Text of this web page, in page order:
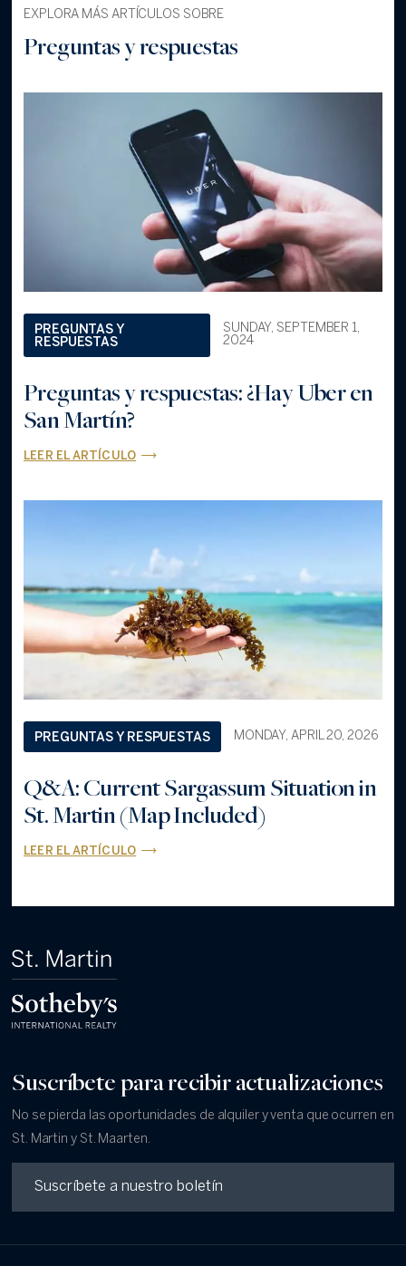
EXPLORA MÁS ARTÍCULOS SOBRE
Preguntas y respuestas
PREGUNTAS Y
RESPUESTAS
SUNDAY, SEPTEMBER 1,
2024
Preguntas y respuestas: ¿Hay Uber en
San Martín?
LEER EL ARTÍCULO
PREGUNTAS Y RESPUESTAS MONDAY, APRIL 20, 2026
Q&A: Current Sargassum Situation in
St. Martin (Map Included)
LEER EL ARTÍCULO
Suscríbete para recibir actualizaciones
No se pierda las oportunidades de alquiler y venta que ocurren en
St. Martin y St. Maarten.